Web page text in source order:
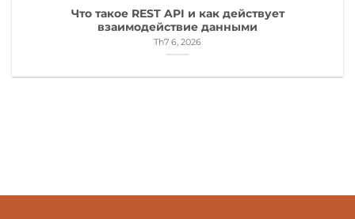
Что такое REST API и как действует
взаимодействие данными
Th7 6, 2026